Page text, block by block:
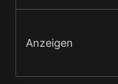
Anzeigen